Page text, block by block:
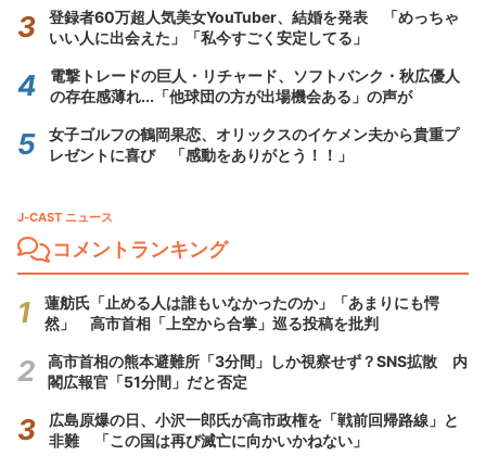
登録者60万超人気美女YouTuber、結婚を発表 「めっちゃ
いい人に出会えた」「私今すごく安定してる」
電撃トレードの巨人・リチャード、ソフトバンク・秋広優人
の存在感薄れ...「他球団の方が出場機会ある」の声が
女子ゴルフの鶴岡果恋、オリックスのイケメン夫から貴重プ
レゼントに喜び 「感動をありがとう！！」
J-CAST ニュース
コメントランキング
蓮舫氏「止める人は誰もいなかったのか」「あまりにも愕
然」 高市首相「上空から合掌」巡る投稿を批判
高市首相の熊本避難所「3分間」しか視察せず？SNS拡散 内
閣広報官「51分間」だと否定
広島原爆の日、小沢一郎氏が高市政権を「戦前回帰路線」と
非難 「この国は再び滅亡に向かいかねない」